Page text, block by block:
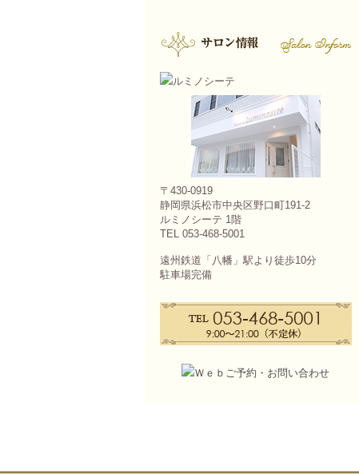
〒430-0919
静岡県浜松市中央区野口町191-2
ルミノシーテ 1階
TEL 053-468-5001
遠州鉄道「八幡」駅より徒歩10分
駐車場完備